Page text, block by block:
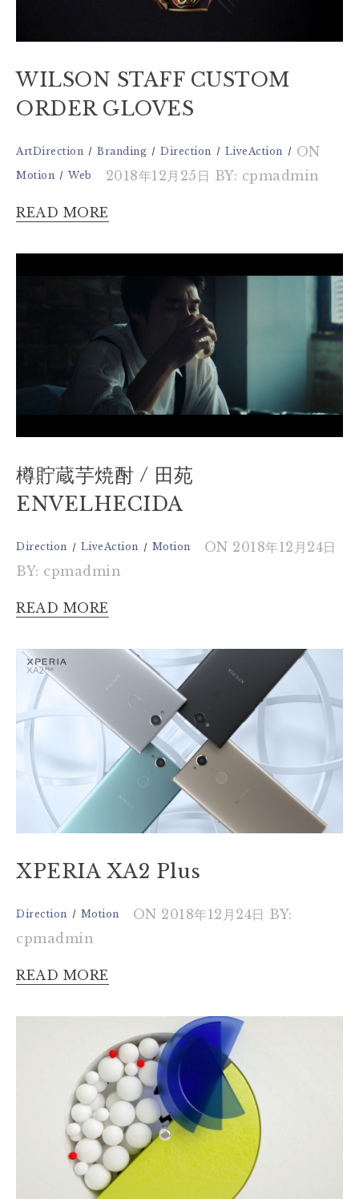
WILSON STAFF CUSTOM
ORDER GLOVES
ArtDirection Branding Direction
LiveAction
Motion
Web
ON
2018年12月25日 BY: cpmadmin
READ MORE
樽貯蔵芋焼酎 / 田苑
ENVELHECIDA
Direction LiveAction Motion
ON 2018年12月24日
BY: cpmadmin
READ MORE
XPERIA XA2 Plus
Direction Motion ON 2018年12月24日 BY:
cpmadmin
READ MORE